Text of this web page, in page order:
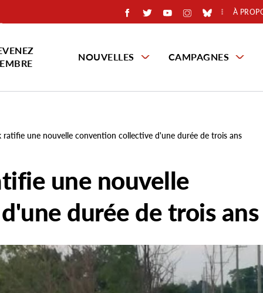
À
NOUVELLES CAMPAGNES
ratifie une nouvelle convention collective d'une durée de trois ans
une nouvelle
durée de trois ans